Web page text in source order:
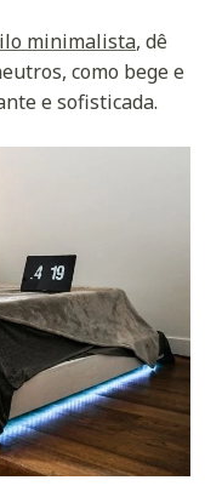
minimalista, dê
como bege e
e sofisticada.